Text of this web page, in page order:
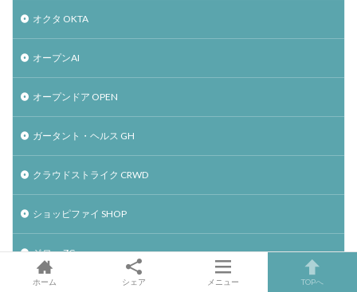
オクタ OKTA
オープンAI
オープンドア OPEN
ガータント・ヘルス GH
クラウドストライク CRWD
ショッピファイ SHOP
ジロー ZG
ホーム シェア メニュー TOPへ